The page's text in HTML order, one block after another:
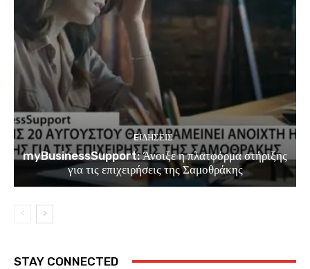
EΙΔΗΣΕΙΣ
myBusinessSupport: Άνοιξε η πλατφόρμα στήριξης
για τις επιχειρήσεις της Σαμοθράκης
STAY CONNECTED